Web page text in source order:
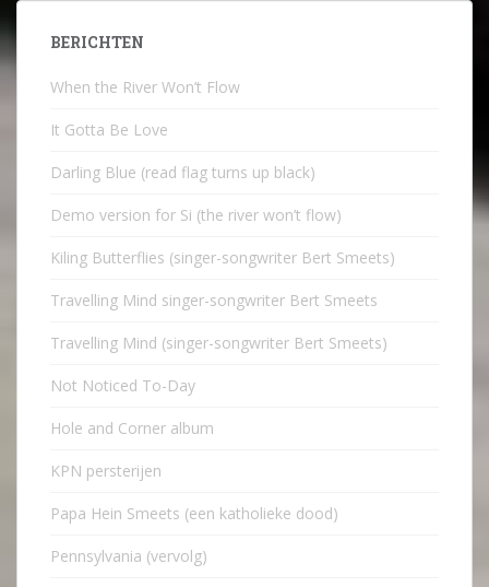
BERICHTEN
When the River Won’t Flow
It Gotta Be Love
Darling Blue (read flag turns up black)
Demo version for Si (the river won’t flow)
Kiling Butterflies (singer-songwriter Bert Smeets)
Travelling Mind singer-songwriter Bert Smeets
Travelling Mind (singer-songwriter Bert Smeets)
Not Noticed To-Day
Hole and Corner album
KPN persterijen
Papa Hein Smeets (een katholieke dood)
Pennsylvania (vervolg)